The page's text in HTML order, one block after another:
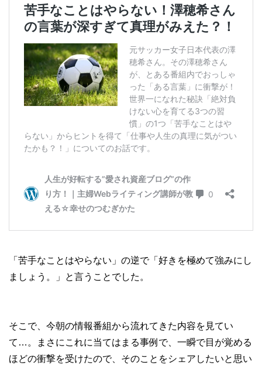
「苦手なことはやらない」の逆で「好きを極めて強みにし
ましょう。」と言うことでした。
そこで、今朝の情報番組から流れてきた内容を見てい
て…。まさにこれに当てはまる事例で、一瞬で目が覚める
ほどの衝撃を受けたので、そのことをシェアしたいと思い